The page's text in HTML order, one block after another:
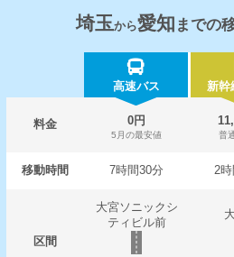
埼玉から愛知 までの
高速バス 新幹
料金 0円
5月の最安値 普
移動時間 7時間30分 2時
区間
大宮ソニックシ
ティビル前